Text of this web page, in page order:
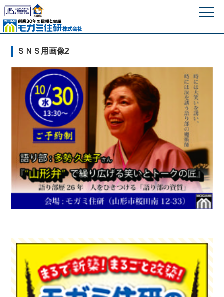
モガミ住研株式
ＳＮＳ用画像2